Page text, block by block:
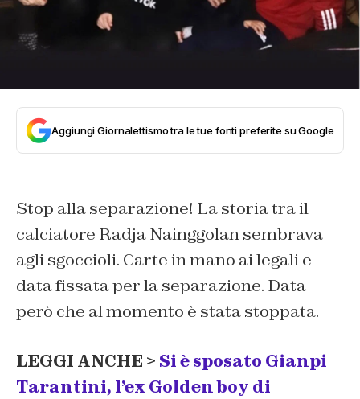
Aggiungi Giornalettismo tra le tue fonti preferite su Google
Stop alla separazione! La storia tra il
calciatore Radja Nainggolan sembrava
agli sgoccioli. Carte in mano ai legali e
data fissata per la separazione. Data
però che al momento è stata stoppata.
LEGGI ANCHE > Si è sposato Gianpi
Tarantini, l’ex Golden boy di